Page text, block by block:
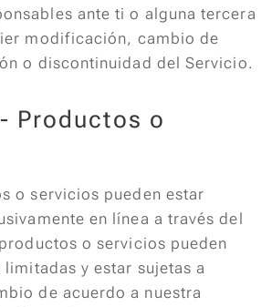
ante ti o alguna tercera
modificación, cambio de
o discontinuidad del Servicio.
Productos o
o servicios pueden estar
en línea a través del
o servicios pueden
y estar sujetas a
de acuerdo a nuestra